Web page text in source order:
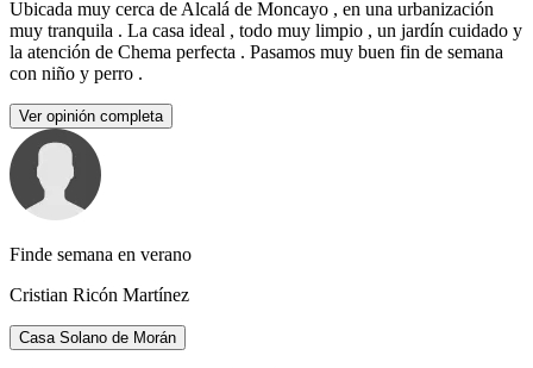
Ubicada muy cerca de Alcalá de Moncayo , en una urbanización
muy tranquila . La casa ideal , todo muy limpio , un jardín cuidado y
la atención de Chema perfecta . Pasamos muy buen fin de semana
con niño y perro .
Ver opinión completa
Finde semana en verano
Cristian Ricón Martínez
Casa Solano de Morán